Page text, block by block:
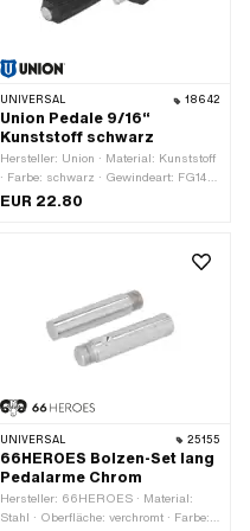
UNIVERSAL 18642
Union Pedale 9/16“
Kunststoff schwarz
Hersteller: Union · Material: Kunststoff
· Farbe: schwarz · Gewindeart: FG14.3
(9/16" 20G) · Antrieb:
EUR 22.80
UNIVERSAL 25155
66HEROES Bolzen-Set lang
Pedalarme Chrom
Hersteller: 66HEROES · Material:
Stahl · Oberfläche: verchromt · Farbe: